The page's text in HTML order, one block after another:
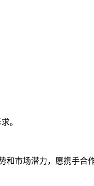
。
和市场潜力，愿携手合